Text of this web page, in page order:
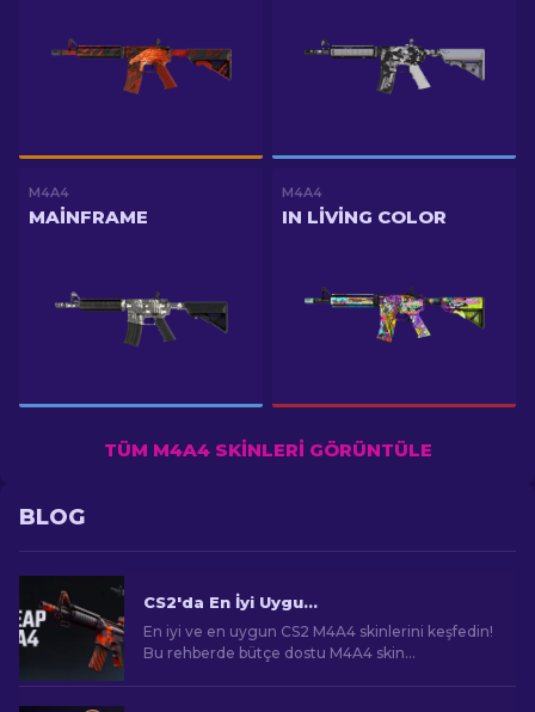
M4A4
MAINFRAME
M4A4
IN LIVING COLOR
TÜM M4A4 SKINLERI GÖRÜNTÜLE
BLOG
CS2'da En İyi Uygun Fiyatlı M4A4 Skinleri [2026]
En iyi ve en uygun CS2 M4A4 skinlerini keşfedin!
Bu rehberde bütçe dostu M4A4 skin